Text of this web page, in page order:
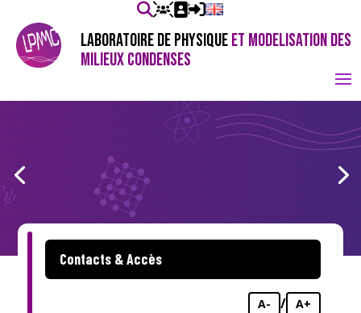
LABORATOIRE DE PHYSIQUEET MODELISATION DES
MILIEUX CONDENSES
Contacts & Accès
A- / A+